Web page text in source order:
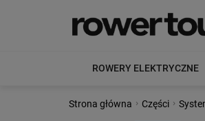
ROWERY ELEKTRYCZNE
Strona główna › Części ›